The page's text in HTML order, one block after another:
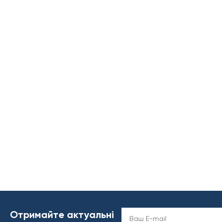
Отримайте актуальні